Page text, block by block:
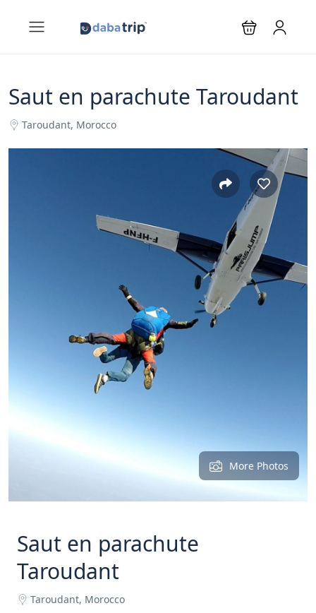
Saut en parachute Taroudant
Taroudant, Morocco
More Photos
Saut en parachute
Taroudant
Taroudant, Morocco